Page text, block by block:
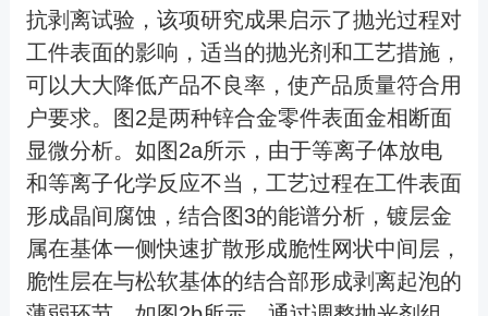
抗剥离试验，该项研究成果启示了抛光过程对
工件表面的影响，适当的抛光剂和工艺措施，
可以大大降低产品不良率，使产品质量符合用
户要求。图2是两种锌合金零件表面金相断面
显微分析。如图2a所示，由于等离子体放电
和等离子化学反应不当，工艺过程在工件表面
形成晶间腐蚀，结合图3的能谱分析，镀层金
属在基体一侧快速扩散形成脆性网状中间层，
脆性层在与松软基体的结合部形成剥离起泡的